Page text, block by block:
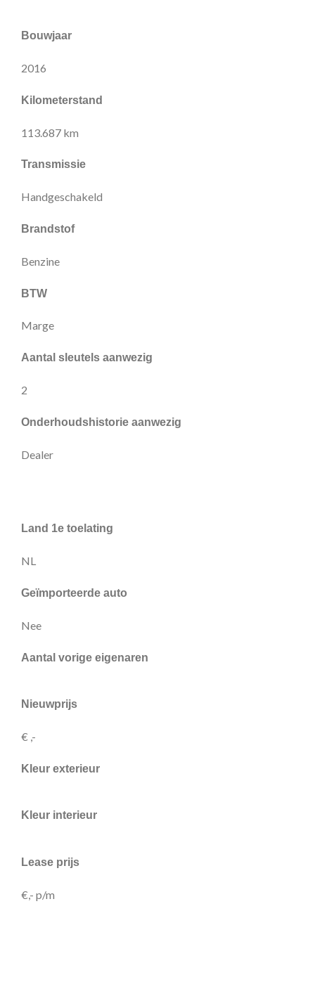
Bouwjaar
2016
Kilometerstand
113.687 km
Transmissie
Handgeschakeld
Brandstof
Benzine
BTW
Marge
Aantal sleutels aanwezig
2
Onderhoudshistorie aanwezig
Dealer
Land 1e toelating
NL
Geïmporteerde auto
Nee
Aantal vorige eigenaren
Nieuwprijs
€ ,-
Kleur exterieur
Kleur interieur
Lease prijs
€,- p/m